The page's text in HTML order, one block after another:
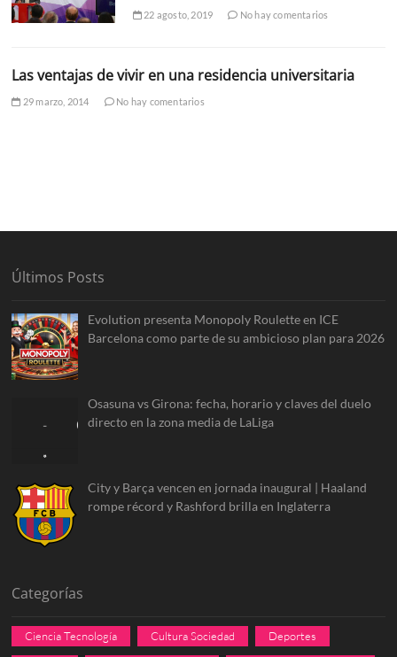
22 agosto, 2019 No hay comentarios
Las ventajas de vivir en una residencia universitaria
29 marzo, 2014 No hay comentarios
Últimos Posts
Evolution presenta Monopoly Roulette en ICE
Barcelona como parte de su ambicioso plan para 2026
Osasuna vs Girona: fecha, horario y claves del duelo
directo en la zona media de LaLiga
City y Barça vencen en jornada inaugural | Haaland
rompe récord y Rashford brilla en Inglaterra
Categorías
Ciencia Tecnología Cultura Sociedad Deportes